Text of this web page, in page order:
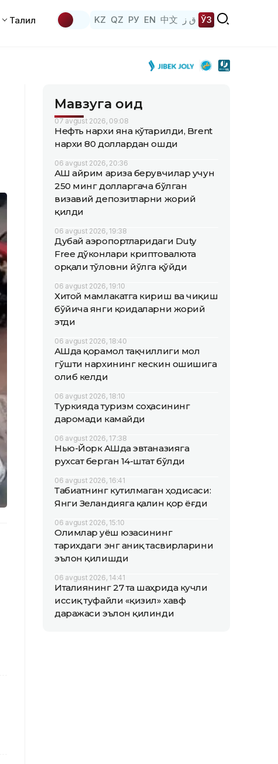
Таҳлил KZ QZ РУ EN 中文 ق ز ЎЗ
Мавзуга оид
07 avgust 2026, 09:08
Нефть нархи яна кўтарилди, Brent
нархи 80 доллардан ошди
06 avgust 2026, 20:36
АҚШ айрим ариза берувчилар учун
250 минг долларгача бўлган
визавий депозитларни жорий
қилди
06 avgust 2026, 19:38
Дубай аэропортларидаги Duty
Free дўконлари криптовалюта
орқали тўловни йўлга қўйди
06 avgust 2026, 19:10
Хитой мамлакатга кириш ва чиқиш
бўйича янги қоидаларни жорий
этди
06 avgust 2026, 18:40
АҚШда қорамол тақчиллиги мол
гўшти нархининг кескин ошишига
олиб келди
06 avgust 2026, 18:10
Туркияда туризм соҳасининг
даромади камайди
06 avgust 2026, 17:38
Нью-Йорк АҚШда эвтаназияга
рухсат берган 14-штат бўлди
06 avgust 2026, 16:41
Табиатнинг кутилмаган ҳодисаси:
Янги Зеландияга қалин қор ёғди
06 avgust 2026, 15:10
Олимлар Қуёш юзасининг
тарихдаги энг аниқ тасвирларини
эълон қилишди
06 avgust 2026, 14:41
Италиянинг 27 та шаҳрида кучли
иссиқ туфайли «қизил» хавф
даражаси эълон қилинди